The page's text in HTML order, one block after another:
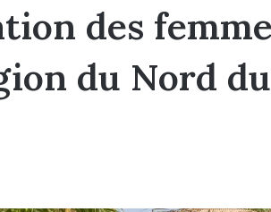
des
du Nord du